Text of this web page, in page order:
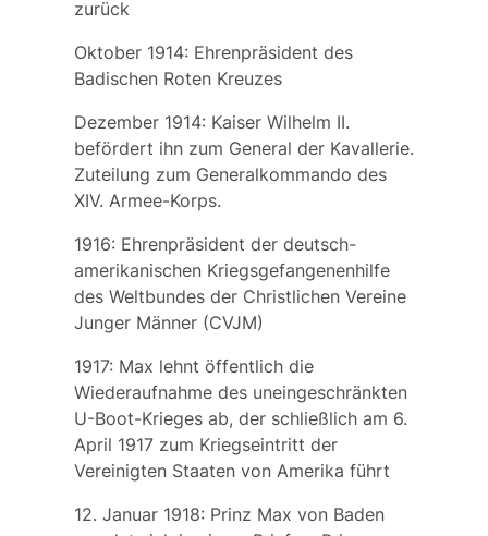
zurück
Oktober 1914: Ehrenpräsident des
Badischen Roten Kreuzes
Dezember 1914: Kaiser Wilhelm II.
befördert ihn zum General der Kavallerie.
Zuteilung zum Generalkommando des
XIV. Armee-Korps.
1916: Ehrenpräsident der deutsch-
amerikanischen Kriegsgefangenenhilfe
des Weltbundes der Christlichen Vereine
Junger Männer (CVJM)
1917: Max lehnt öffentlich die
Wiederaufnahme des uneingeschränkten
U-Boot-Krieges ab, der schließlich am 6.
April 1917 zum Kriegseintritt der
Vereinigten Staaten von Amerika führt
12. Januar 1918: Prinz Max von Baden